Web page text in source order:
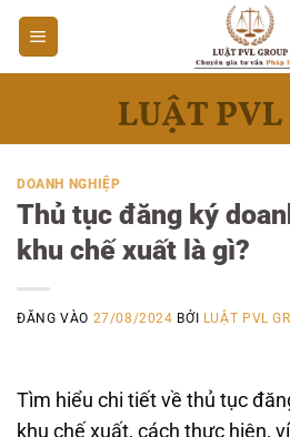
Bỏ
qua
nội
DOANH NGHIỆP
Thủ tục đăng ký
khu chế xuất là gì?
ĐĂNG VÀO 27/08/2024 BỞI LUẬT PVL
Tìm hiểu chi tiết về thủ tục
khu chế xuất, cách thực hiện,